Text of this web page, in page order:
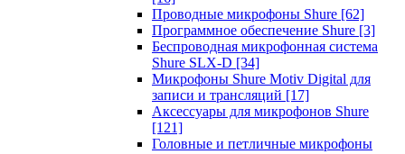
Проводные микрофоны Shure [62]
Программное обеспечение Shure [3]
Беспроводная микрофонная система
Shure SLX-D [34]
Микрофоны Shure Motiv Digital для
записи и трансляций [17]
Аксессуары для микрофонов Shure
[121]
Головные и петличные микрофоны